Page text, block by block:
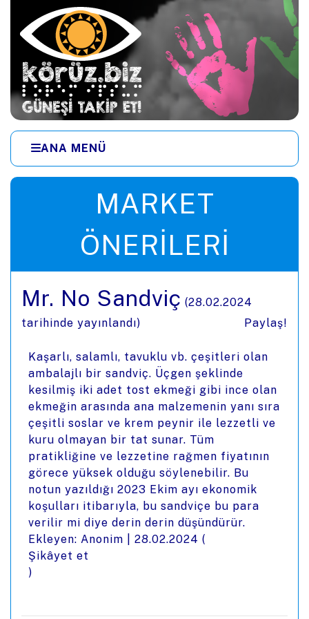
Ana içeriğe zıpla
ANA MENÜ
MARKET
ÖNERILERI
Mr. No Sandviç (28.02.2024
tarihinde yayınlandı)
Paylaş!
Kaşarlı, salamlı, tavuklu vb. çeşitleri olan
ambalajlı bir sandviç. Üçgen şeklinde
kesilmiş iki adet tost ekmeği gibi ince olan
ekmeğin arasında ana malzemenin yanı sıra
çeşitli soslar ve krem peynir ile lezzetli ve
kuru olmayan bir tat sunar. Tüm
pratikliğine ve lezzetine rağmen fiyatının
görece yüksek olduğu söylenebilir. Bu
notun yazıldığı 2023 Ekim ayı ekonomik
koşulları itibarıyla, bu sandviçe bu para
verilir mi diye derin derin düşündürür.
Ekleyen: Anonim | 28.02.2024 (
Şikâyet et
)
Menüye zıpla